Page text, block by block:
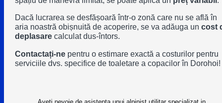
Dacă lucrarea se desfășoară într-o zonă care nu se află în
aria noastră obișnuită de acoperire, se va adăuga un cost
deplasarecalculat dus-întors.
Contactați-nepentru o estimare exactă a costurilor pentru
serviciile dvs. specifice de toaletare a copacilor în Dorohoi!